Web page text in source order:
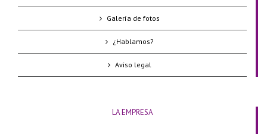
Galería de fotos
¿Hablamos?
Aviso legal
LA EMPRESA